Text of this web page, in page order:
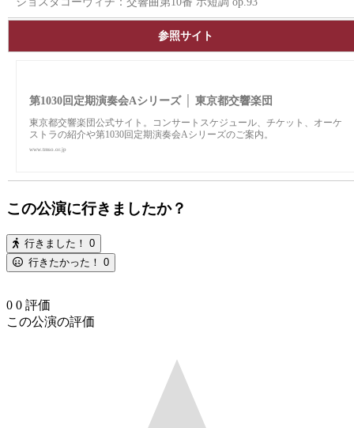
参照サイト
第1030回定期演奏会Aシリーズ │ 東京都交響楽団
東京都交響楽団公式サイト。コンサートスケジュール、チケット、オーケ
ストラの紹介や第1030回定期演奏会Aシリーズのご案内。
www.tmso.or.jp
この公演に行きましたか？
行きました！ 0
行きたかった！ 0
0 0 評価
この公演の評価